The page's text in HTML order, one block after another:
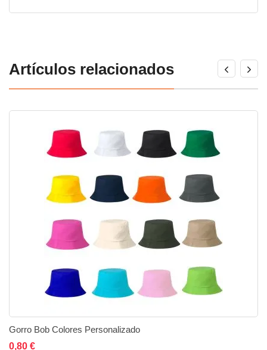
Artículos relacionados
Gorro Bob Colores Personalizado
0,80 €